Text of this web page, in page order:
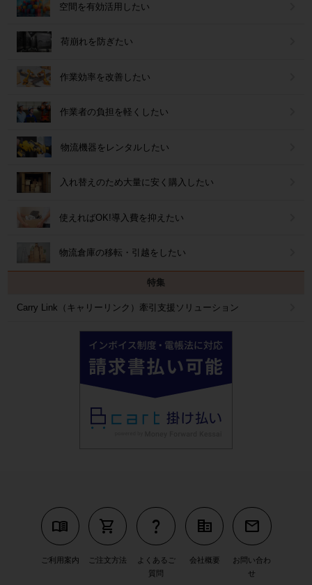
空間を有効活用したい
荷崩れを防ぎたい
作業効率を改善したい
作業者の負担を軽くしたい
物流機器をレンタルしたい
入れ替えのため大量に安く購入したい
使えればOK!導入費を抑えたい
物流倉庫の移転・引越をしたい
特集
Carry Link（キャリーリンク）牽引支援ソリューション
menu_book
ご利用案内
shopping_cart
ご注文方法
question_mark
よくあるご
質問
corporate_fare
会社概要
mail
お問い合わ
せ